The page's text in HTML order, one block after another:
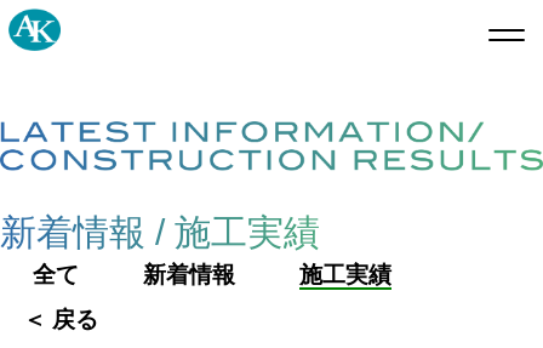
新着情報 / 施工実績
全て 新着情報
施工実績
＜ 戻る